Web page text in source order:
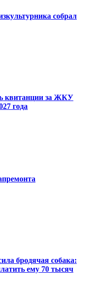
собрал
квитанции за ЖКУ
года
бродячая собака:
ему 70 тысяч